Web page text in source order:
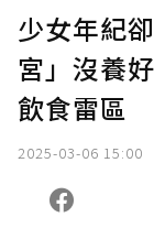
少女年紀
宮」沒養
飲食雷區
2025-03-06 15:00